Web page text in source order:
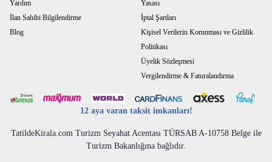
Yardım
İlan Sahibi Bilgilendirme
Blog
Yasası
İptal Şartları
Kişisel Verilerin Korunması ve Gizlilik
Politikası
Üyelik Sözleşmesi
Vergilendirme & Faturalandırma
12 aya varan taksit imkanları!
TatildeKirala.com Turizm Seyahat Acentası TÜRSAB A-10758 Belge ile
Turizm Bakanlığına bağlıdır.